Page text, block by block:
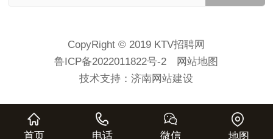
CopyRight © 2019 KTV招聘网
鲁ICP备2022011822号-2
网站地图
技术支持：济南网站建设
首页 电话 微信 地图